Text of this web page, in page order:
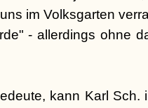
im Volksgarten
- allerdings ohne
kann Karl Sch.